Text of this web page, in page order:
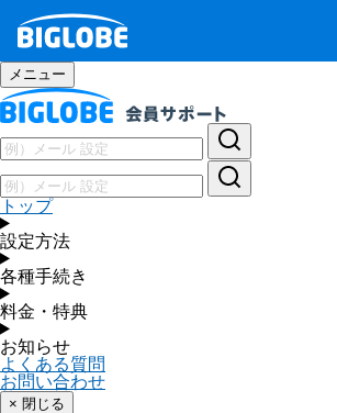
メニュー
トップ
設定方法
各種手続き
料金・特典
お知らせ
よくある質問
お問い合わせ
× 閉じる